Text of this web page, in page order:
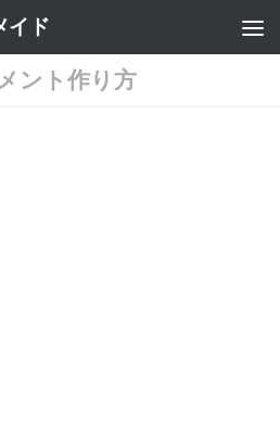
イド
ント作り方